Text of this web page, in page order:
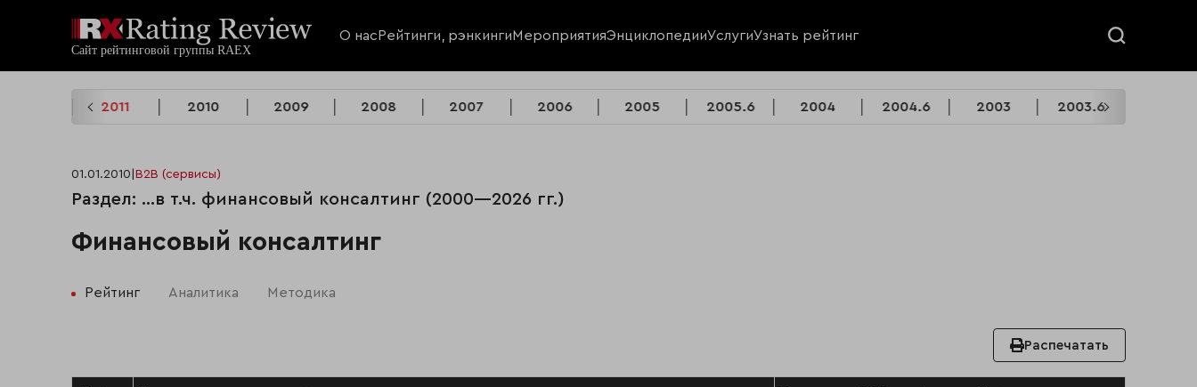
О нас Рейтинги, рэнкингиМероприятияЭнциклопедииУслугиУзнать рейтинг
2011 2010 2009 2008 2007 2006 2005 2005.6 2004 2004.6 2003 2003.6
01.01.2010 B2B (сервисы)
Раздел: …в т.ч. финансовый консалтинг (2000—2026 гг.)
Финансовый консалтинг
Рейтинг Аналитика Методика
Распечатать